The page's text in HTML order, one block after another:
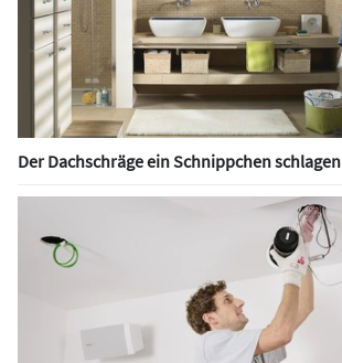
Der Dachschräge ein Schnippchen schlagen